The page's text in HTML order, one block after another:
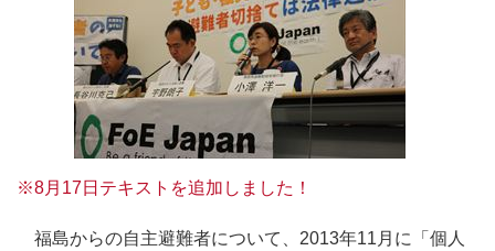
※8月17日テキストを追加しました！
福島からの自主避難者について、2013年11月に「個人